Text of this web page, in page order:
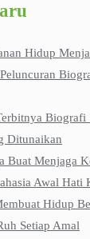
Hidup
Biografi
Ditunaikan
Buat Menjaga
Awal Hati
Hidup
Setiap Amal